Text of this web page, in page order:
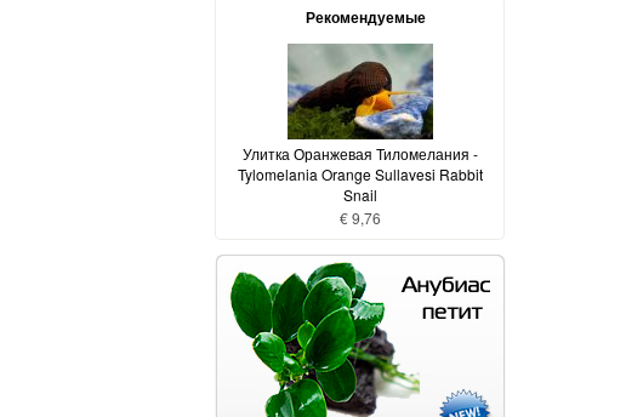
Рекомендуемые
Улитка Оранжевая Тиломелания -
Tylomelania Orange Sullavesi Rabbit
Snail
€ 9,76